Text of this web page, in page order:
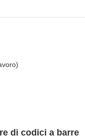
di codici a barre